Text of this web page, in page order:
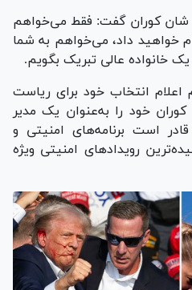
شان کوران گفت: فقط می‌خواهم
خواهید داد، می‌خواهم به شما
خانواده عالی تبریک بگویم.
اعلام انتخاب خود برای ریاست
خود را به‌عنوان یک مدیر
است برنامه‌های امنیتی و
رویداد‌های امنیتی ویژه